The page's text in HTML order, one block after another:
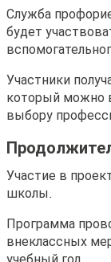
Служба
будет
Участники
который можно
выбору
Участие в
школы.
Программа
внеклассных